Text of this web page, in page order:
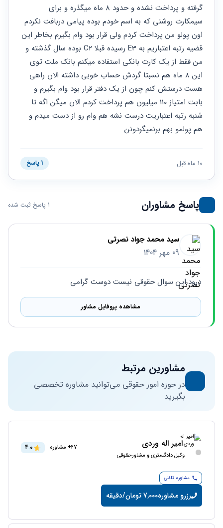
برنامه نویسی
طلاق
حقوقی
مهریه
حقوقی
خانواده
حقوقی
کسب
و کار
سئو و
بهینه
سازی
سایت
ثبت
شرکت
هم پولمو بهم برنمیگردونن
10 ماه قبل 1 پاسخ
پاسخ مشاوران 1 پاسخ ثبت شده
سید محمد جواد نصرتی
09 مهر 1404
درود.این سوال حقوقی نیست دوست گرامی
مشاهده پروفایل مشاور
مشاورین مرتبط
در حوزه امور حقوقی می‌توانید مشاوره تخصصی
بگیرید
امیر اله وردی
وکیل دادگستری و مشاورحقوقی
27+ مشاوره 4.0
مشاوره تلفنی
رزرو مشاوره7,000 تومان/دقیقه